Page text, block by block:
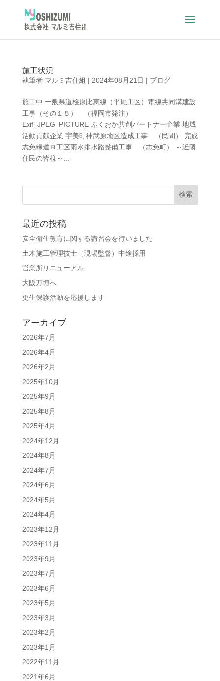
施工状況
執筆者 マルミ吉住組 | 2024年08月21日 | ブログ
施工中 一般県道桧原比恵線（平尾工区）電線共同溝建設
工事（その１５） （福岡市発注）
Exif_JPEG_PICTURE ふくおか共創パートナー企業 地域
活動貢献企業 宇美町神武原地区造成工事 （民間） 完成
志免緑道Ｂ工区雨水排水路整備工事 （志免町） ～近隣
住民の皆様～...
最近の投稿
安全衛生教育に関する講習会を行いました
土木施工管理技士（現場監督）中途採用
営業所リニューアル
大阪万博へ
更生保護活動を応援します
アーカイブ
2026年7月
2026年4月
2026年2月
2025年10月
2025年9月
2025年8月
2025年4月
2024年12月
2024年8月
2024年7月
2024年6月
2024年5月
2024年4月
2023年12月
2023年11月
2023年9月
2023年7月
2023年6月
2023年5月
2023年3月
2023年2月
2023年1月
2022年11月
2021年6月